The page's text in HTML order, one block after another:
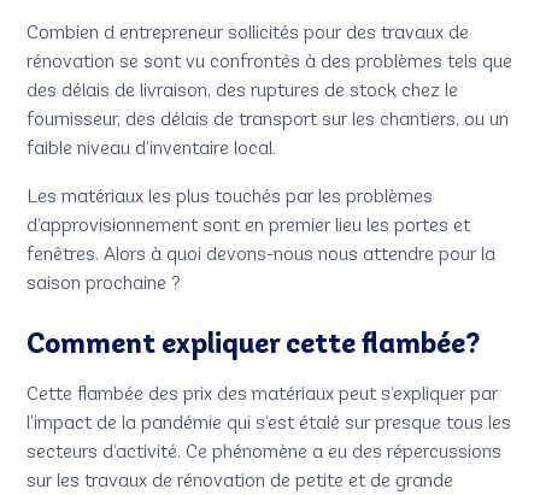
Combien d entrepreneur sollicités pour des travaux de
rénovation se sont vu confrontés à des problèmes tels que
des délais de livraison, des ruptures de stock chez le
fournisseur, des délais de transport sur les chantiers, ou un
faible niveau d’inventaire local.
Les matériaux les plus touchés par les problèmes
d’approvisionnement sont en premier lieu les portes et
fenêtres. Alors à quoi devons-nous nous attendre pour la
saison prochaine ?
Comment expliquer cette flambée?
Cette flambée des prix des matériaux peut s’expliquer par
l’impact de la pandémie qui s’est étalé sur presque tous les
secteurs d’activité. Ce phénomène a eu des répercussions
sur les travaux de rénovation de petite et de grande